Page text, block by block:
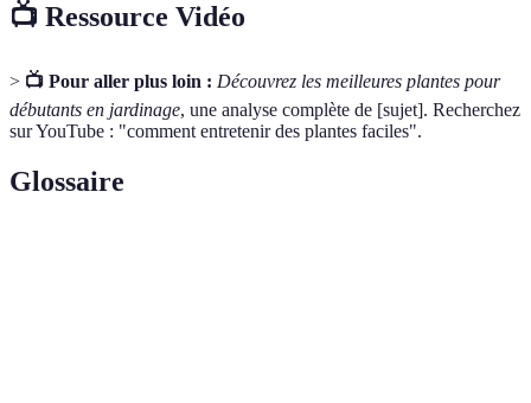
📺 Ressource Vidéo
> 📺 Pour aller plus loin : Découvrez les meilleures plantes pour
débutants en jardinage, une analyse complète de [sujet]. Recherchez
sur YouTube : "comment entretenir des plantes faciles".
Glossaire